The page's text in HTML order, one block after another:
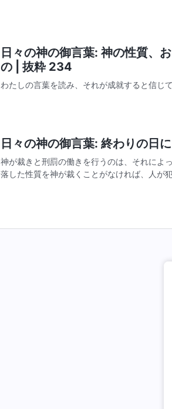
日々の神の御言葉: 神の性質、
の | 抜粋 234
わたしの言葉を読み、それが成就すると信じ
日々の神の御言葉: 終わりの日
神が裁きと刑罰の働きを行うのは、それによ
落した性質を神が裁くことがなければ、人が